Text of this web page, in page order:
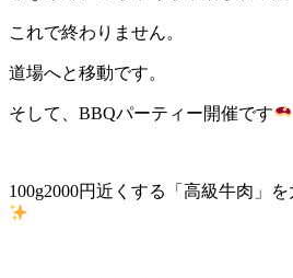
これで終わりません。
道場へと移動です。
そして、BBQパーティー開催です
100g2000円近くする「高級牛肉」